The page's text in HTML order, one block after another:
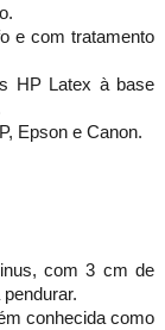
e com tratamento
HP Latex à base
Epson e Canon.
com 3 cm de
conhecida como